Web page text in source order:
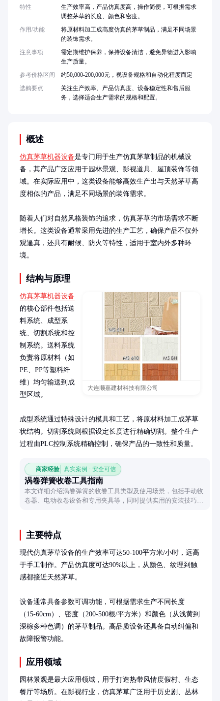
概述
仿真茅草机器设备是专门用于生产仿真茅草制品的机械设
备，其产品广泛应用于园林景观、影视道具、屋顶装饰等领
域。在实际应用中，这类设备能够高效生产出与天然茅草高
度相似的产品，满足不同场景的装饰需求。
随着人们对自然风格装饰的追求，仿真茅草的市场需求不断
增长。这类设备通常采用先进的生产工艺，确保产品不仅外
观逼真，还具有耐候、防火等特性，适用于室内外多种环
境。
结构与原理
大连顺嘉建材科技有限公司
仿真茅草机器设备
的核心部件包括送
料系统、成型系
统、切割系统和控
制系统。送料系统
负责将原材料（如
PE、PP等塑料纤
维）均匀输送到成
型区域。
成型系统通过特殊设计的模具和工艺，将原材料加工成茅草
状结构。切割系统则根据设定长度进行精确切割。整个生产
过程由PLC控制系统精确控制，确保产品的一致性和质量。
商家经验 真实案例 · 安全可信
涡卷弹簧收卷工具指南
本文详细介绍涡卷弹簧的收卷工具类型及使用场景，包括手动收
卷器、电动收卷设备和专用夹具等，同时提供实用的安装技巧，
主要特点
现代仿真茅草设备的生产效率可达50-100平方米/小时，远高
于手工制作。产品仿真度可达90%以上，从颜色、纹理到触
感都接近天然茅草。
设备通常具备参数可调功能，可根据需求生产不同长度
（15-60cm）、密度（200-500根/平方米）和颜色（从浅黄到
深棕多种色调）的茅草制品。高品质设备还具备自动纠偏和
故障报警功能。
应用领域
园林景观是最大应用领域，用于打造热带风情度假村、生态
餐厅等场所。在影视行业，仿真茅草广泛用于历史剧、丛林
特性
生产效率高，产品仿真度高，操作简便，可根据需求
调整茅草的长度、颜色和密度。
作用/功能
将原材料加工成高度仿真的茅草制品，满足不同场景
的装饰需求。
注意事项
需定期维护保养，保持设备清洁，避免异物进入影响
生产质量。
参考价格区间
约50,000-200,000元，视设备规格和自动化程度而定
选购要点
关注生产效率、产品仿真度、设备稳定性和售后服
务，选择适合生产需求的规格和配置。